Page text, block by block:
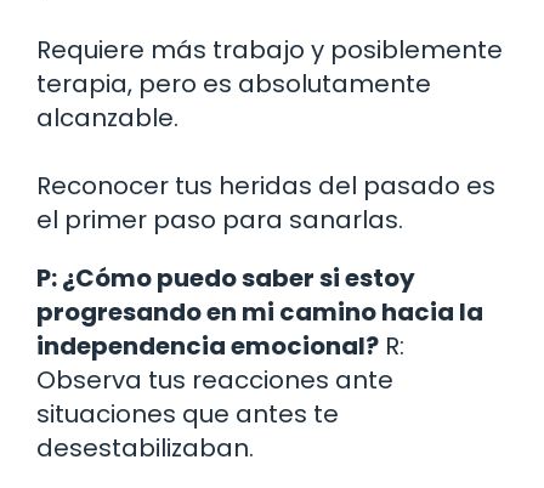
Requiere más trabajo y posiblemente
terapia, pero es absolutamente
alcanzable.
Reconocer tus heridas del pasado es
el primer paso para sanarlas.
P: ¿Cómo puedo saber si estoy
progresando en mi camino hacia la
independencia emocional? R:
Observa tus reacciones ante
situaciones que antes te
desestabilizaban.